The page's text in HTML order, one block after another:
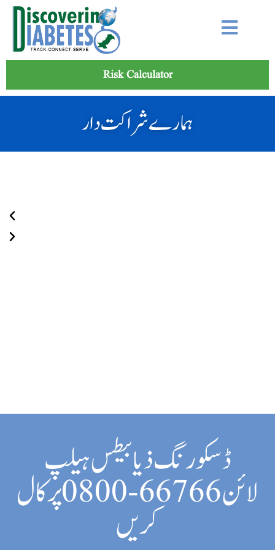
Risk Calculator
ہمارے شراکت دار
ڈسکورنگ ذیابیطس ہیلپ
لائن 66766-0800 پر کال
کریں